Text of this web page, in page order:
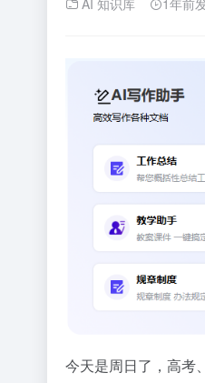
AI 知识库 1年前
今天是周日了，高考